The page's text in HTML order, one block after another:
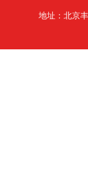
地址：北京